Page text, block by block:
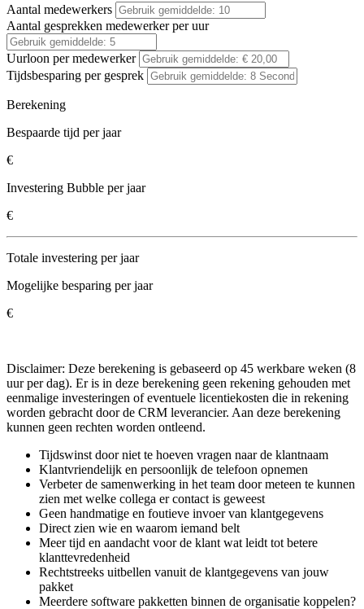
Aantal medewerkers
Aantal gesprekken medewerker per uur
Uurloon per medewerker
Tijdsbesparing per gesprek
Berekening
Bespaarde tijd per jaar
€
Investering Bubble per jaar
€
Totale investering per jaar
Mogelijke besparing per jaar
€
Disclaimer: Deze berekening is gebaseerd op 45 werkbare weken (8
uur per dag). Er is in deze berekening geen rekening gehouden met
eenmalige investeringen of eventuele licentiekosten die in rekening
worden gebracht door de CRM leverancier. Aan deze berekening
kunnen geen rechten worden ontleend.
Tijdswinst door niet te hoeven vragen naar de klantnaam
Klantvriendelijk en persoonlijk de telefoon opnemen
Verbeter de samenwerking in het team door meteen te kunnen
zien met welke collega er contact is geweest
Geen handmatige en foutieve invoer van klantgegevens
Direct zien wie en waarom iemand belt
Meer tijd en aandacht voor de klant wat leidt tot betere
klanttevredenheid
Rechtstreeks uitbellen vanuit de klantgegevens van jouw
pakket
Meerdere software pakketten binnen de organisatie koppelen?